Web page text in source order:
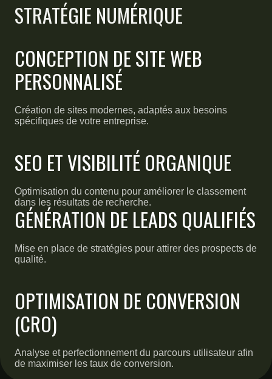
STRATÉGIE NUMÉRIQUE
CONCEPTION DE SITE WEB
PERSONNALISÉ
Création de sites modernes, adaptés aux besoins
spécifiques de votre entreprise.
SEO ET VISIBILITÉ ORGANIQUE
Optimisation du contenu pour améliorer le classement
dans les résultats de recherche.
GÉNÉRATION DE LEADS QUALIFIÉS
Mise en place de stratégies pour attirer des prospects de
qualité.
OPTIMISATION DE CONVERSION
(CRO)
Analyse et perfectionnement du parcours utilisateur afin
de maximiser les taux de conversion.